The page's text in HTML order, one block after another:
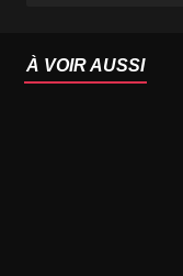
À VOIR AUSSI